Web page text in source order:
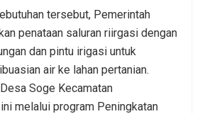
tersebut, Pemerintah
penataan saluran riirgasi dengan
dan pintu irigasi untuk
air ke lahan pertanian.
Soge Kecamatan
melalui program Peningkatan